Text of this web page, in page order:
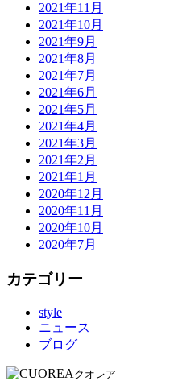
2021年11月
2021年10月
2021年9月
2021年8月
2021年7月
2021年6月
2021年5月
2021年4月
2021年3月
2021年2月
2021年1月
2020年12月
2020年11月
2020年10月
2020年7月
カテゴリー
style
ニュース
ブログ
クオレア